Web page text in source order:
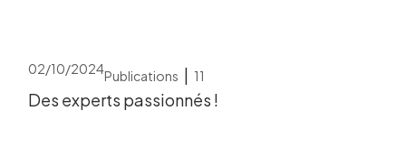
02/10/2024Publications | 11
Des experts passionnés !